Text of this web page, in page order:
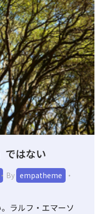
ではない
By empatheme
ラルフ・エマーソ